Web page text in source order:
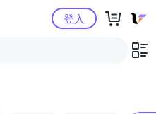
Yahoo購物中心登入